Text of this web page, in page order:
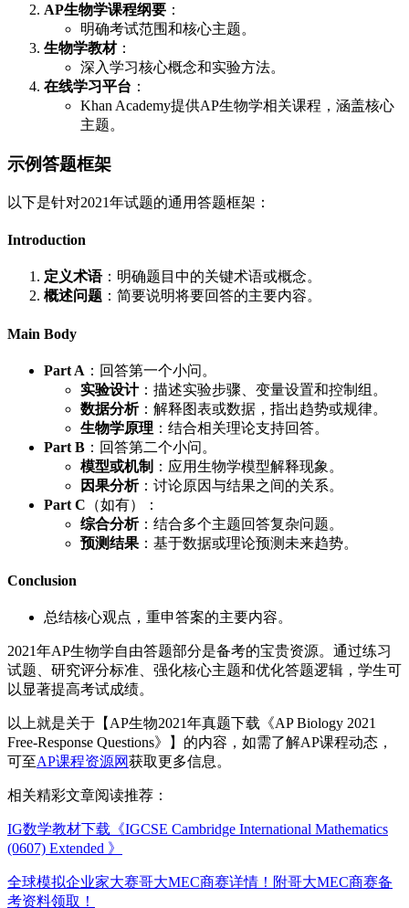
AP生物学课程纲要 ：
明确考试范围和核心主题。
生物学教材：
深入学习核心概念和实验方法。
在线学习平台 ：
Khan Academy提供AP生物学相关课程，涵盖核心
主题。
示例答题框架
以下是针对2021年试题的通用答题框架：
Introduction
定义术语：明确题目中的关键术语或概念。
概述问题 ：简要说明将要回答的主要内容。
Main Body
Part A ：回答第一个小问。
实验设计：描述实验步骤、变量设置和控制组。
数据分析：解释图表或数据，指出趋势或规律。
生物学原理 ：结合相关理论支持回答。
Part B ：回答第二个小问。
模型或机制 ：应用生物学模型解释现象。
因果分析：讨论原因与结果之间的关系。
Part C （如有）：
综合分析：结合多个主题回答复杂问题。
预测结果 ：基于数据或理论预测未来趋势。
Conclusion
总结核心观点，重申答案的主要内容。
2021年AP生物学自由答题部分是备考的宝贵资源。通过练习
试题、研究评分标准、强化核心主题和优化答题逻辑，学生可
以显著提高考试成绩。
以上就是关于【AP生物2021年真题下载《AP Biology 2021
Free-Response Questions》】的内容，如需了解AP课程动态，
可至AP课程资源网获取更多信息。
相关精彩文章阅读推荐：
IG数学教材下载《IGCSE Cambridge International Mathematics
(0607) Extended 》
全球模拟企业家大赛哥大MEC商赛详情！附哥大MEC商赛备
考资料领取！